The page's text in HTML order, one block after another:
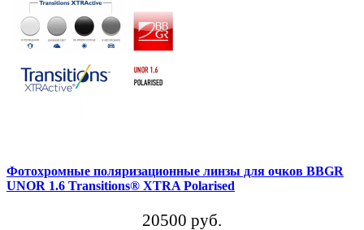
Фотохромные поляризационные линзы для очков BBGR
UNOR 1.6 Transitions® XTRA Polarised
20500 руб.